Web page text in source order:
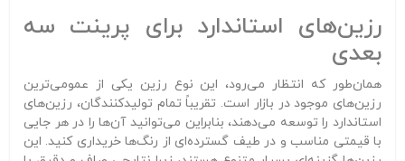
رزین‌های استاندارد برای پرینت سه
بعدی
همان‌طور که انتظار می‌رود، این نوع رزین یکی از عمومی‌ترین
رزین‌های موجود در بازار است. تقریباً تمام تولیدکنندگان، رزین‌های
استاندارد را توسعه می‌دهند، بنابراین می‌توانید آن‌ها را در هر جایی
با قیمتی مناسب و در طیف گسترده‌ای از رنگ‌ها خریداری کنید. این